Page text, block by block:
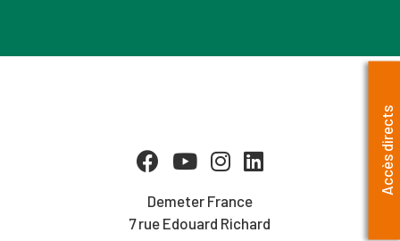
Demeter France
7 rue Edouard Richard
Accès directs